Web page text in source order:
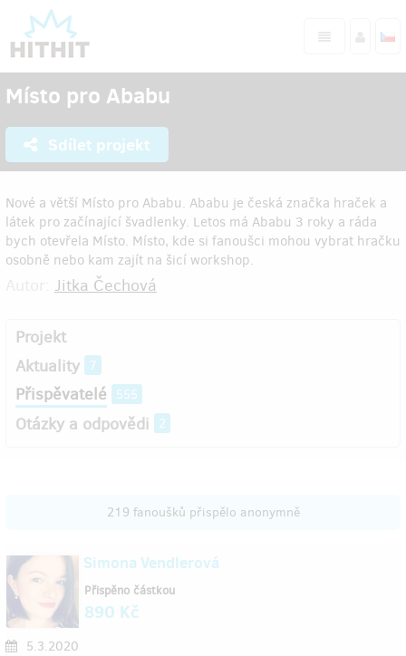
Místo pro Ababu
Sdílet projekt
Nové a větší Místo pro Ababu. Ababu je česká značka hraček a
látek pro začínající švadlenky. Letos má Ababu 3 roky a ráda
bych otevřela Místo. Místo, kde si fanoušci mohou vybrat hračku
osobně nebo kam zajít na šicí workshop.
Jitka Čechová
Projekt
Aktuality 7
Přispěvatelé 555
Otázky a odpovědi 2
219 fanoušků přispělo anonymně
Simona Vendlerová
5.3.2020
Přispěno částkou
890 Kč